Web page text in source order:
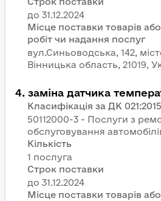
Місце поставки товарів
робіт чи надання послуг
вул.Синьоводська, 142,
Вінницька область, 21019,
4. заміна датчика
Класифікація за ДК
50112000-3 - Послуги з
обслуговування
Кількість
1 послуга
Строк поставки
Місце поставки товарів